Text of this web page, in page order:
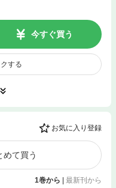
今すぐ買う
する
お気に入り登録
めて買う
1巻から 最新刊から